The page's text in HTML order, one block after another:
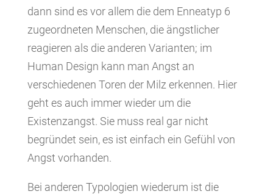
dann sind es vor allem die dem Enneatyp 6
zugeordneten Menschen, die ängstlicher
reagieren als die anderen Varianten; im
Human Design kann man Angst an
verschiedenen Toren der Milz erkennen. Hier
geht es auch immer wieder um die
Existenzangst. Sie muss real gar nicht
begründet sein, es ist einfach ein Gefühl von
Angst vorhanden.
Bei anderen Typologien wiederum ist die